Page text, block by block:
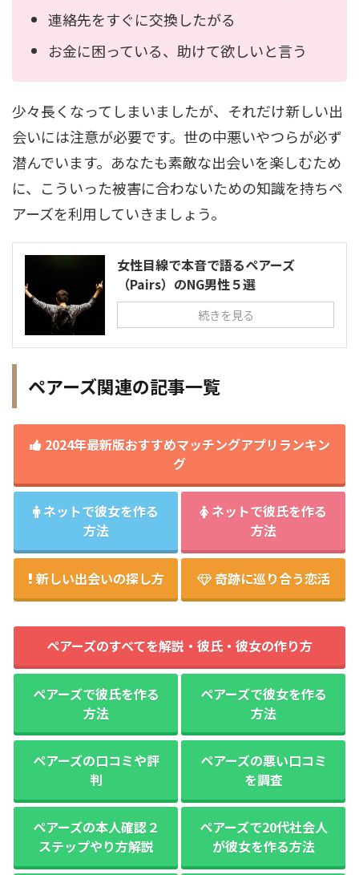
連絡先をすぐに交換したがる
お金に困っている、助けて欲しいと言う
少々長くなってしまいましたが、それだけ新しい出
会いには注意が必要です。世の中悪いやつらが必ず
潜んでいます。あなたも素敵な出会いを楽しむため
に、こういった被害に合わないための知識を持ちペ
アーズを利用していきましょう。
女性目線で本音で語るペアーズ
（Pairs）のNG男性５選
続きを見る
ペアーズ関連の記事一覧
2024年最新版おすすめマッチングアプリランキン
グ
ネットで彼女を作る
方法
ネットで彼氏を作る
方法
新しい出会いの探し方 奇跡に巡り合う恋活
ペアーズのすべてを解説・彼氏・彼女の作り方
ペアーズで彼氏を作る
方法
ペアーズで彼女を作る
方法
ペアーズの口コミや評
判
ペアーズの悪い口コミ
を調査
ペアーズの本人確認２
ステップやり方解説
ペアーズで20代社会人
が彼女を作る方法